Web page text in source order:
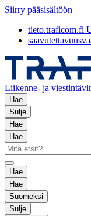
Siirry pääsisältöön
tieto.traficom.fi
Liikenne- ja
Hae
Sulje
Hae
Hae
Hae
Hae
Suomeksi
Sulje